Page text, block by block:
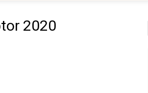
2020